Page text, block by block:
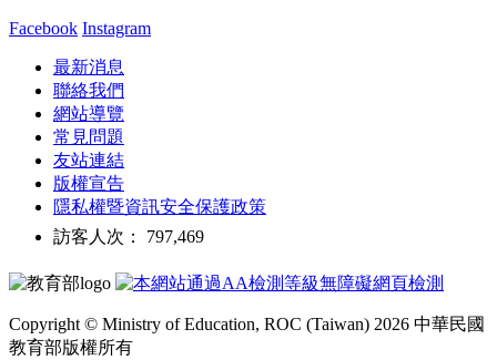
Facebook Instagram
最新消息
聯絡我們
網站導覽
常見問題
友站連結
版權宣告
隱私權暨資訊安全保護政策
訪客人次： 797,469
Copyright © Ministry of Education, ROC (Taiwan) 2026 中華民國
教育部版權所有